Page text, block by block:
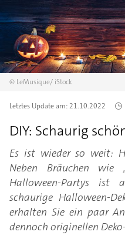
© LeMusique/ iStock
Letztes Update am:21.10.2022
DIY: Schaurig
Es ist wieder so weit:
Neben Bräuchen wie
Halloween-Partys
schaurige Halloween-
erhalten Sie ein paar
dennoch originellen